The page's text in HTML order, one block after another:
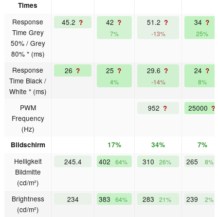
Times
Response
Time Grey
50% / Grey
80% * (ms)
45.2 ? 42 ?
7%
51.2 ?
-13%
34 ?
25%
Response
Time Black /
White * (ms)
26 ? 25 ?
4%
29.6 ?
-14%
24 ?
8%
PWM
Frequency
(Hz)
952 ? 25000 ?
Bildschirm 17% 34% 7%
Helligkeit
Bildmitte
(cd/m²)
245.4 402 64% 310 26% 265 8%
Brightness
(cd/m²)
234 383 64% 283 21% 239 2%